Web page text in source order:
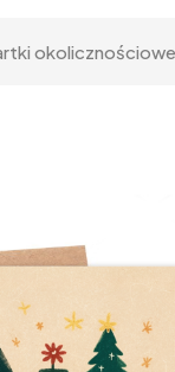
okolicznościowe